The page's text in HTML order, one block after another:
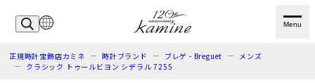
Menu
正規時計宝飾店カミネ 時計ブランド ブレゲ - Breguet
メンズ
クラシック トゥールビヨン シデラル 7255